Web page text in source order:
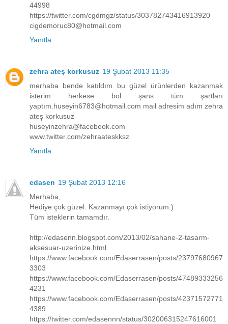
44998
https://twitter.com/cgdmgz/status/303782743416913920
cigdemoruc80@hotmail.com
Yanıtla
zehra ateş korkusuz 19 Şubat 2013 11:35
merhaba bende katıldım bu güzel ürünlerden kazanmak
isterim herkese bol şans tüm şartları
yaptım.huseyin6783@hotmail.com mail adresim adım zehra
ateş korkusuz
huseyinzehra@facebook.com
www.twitter.com/zehraateskksz
Yanıtla
edasen 19 Şubat 2013 12:16
Merhaba,
Hediye çok güzel. Kazanmayı çok istiyorum:)
Tüm isteklerin tamamdır.
http://edasenn.blogspot.com/2013/02/sahane-2-tasarm-
aksesuar-uzerinize.html
https://www.facebook.com/Edaserrasen/posts/23797680967
3303
https://www.facebook.com/Edaserrasen/posts/47489333256
4231
https://www.facebook.com/Edaserrasen/posts/42371572771
4389
https://twitter.com/edasennn/status/302006315247616001